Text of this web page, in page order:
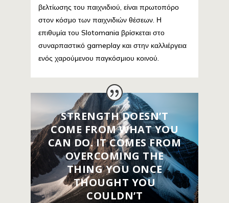
βελτίωσης του παιχνιδιού, είναι πρωτοπόρο
στον κόσμο των παιχνιδιών θέσεων. Η
επιθυμία του Slotomania βρίσκεται στο
συναρπαστικό gameplay και στην καλλιέργεια
ενός χαρούμενου παγκόσμιου κοινού.
STRENGTH DOESN’T
COME FROM WHAT YOU
CAN DO. IT COMES FROM
OVERCOMING THE
THING YOU ONCE
THOUGHT YOU
COULDN’T